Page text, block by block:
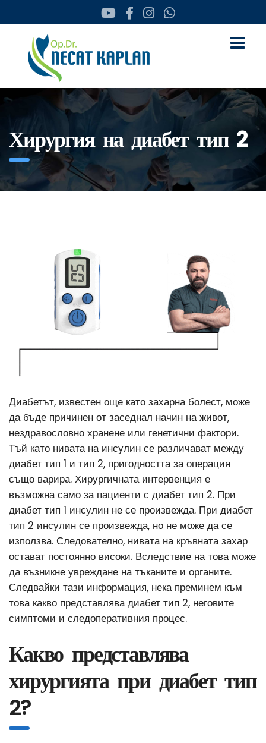
Хирургия на диабет тип 2
Диабетът, известен още като захарна болест, може
да бъде причинен от заседнал начин на живот,
нездравословно хранене или генетични фактори.
Тъй като нивата на инсулин се различават между
диабет тип 1 и тип 2, пригодността за операция
също варира. Хирургичната интервенция е
възможна само за пациенти с диабет тип 2. При
диабет тип 1 инсулин не се произвежда. При диабет
тип 2 инсулин се произвежда, но не може да се
използва. Следователно, нивата на кръвната захар
остават постоянно високи. Вследствие на това може
да възникне увреждане на тъканите и органите.
Следвайки тази информация, нека преминем към
това какво представлява диабет тип 2, неговите
симптоми и следоперативния процес.
Какво представлява
хирургията при диабет тип
2?